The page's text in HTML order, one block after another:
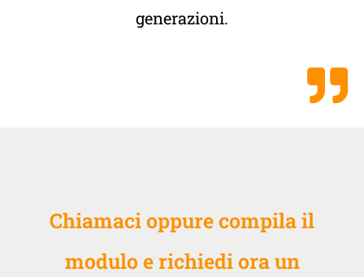
generazioni.
Chiamaci oppure compila il
modulo e richiedi ora un